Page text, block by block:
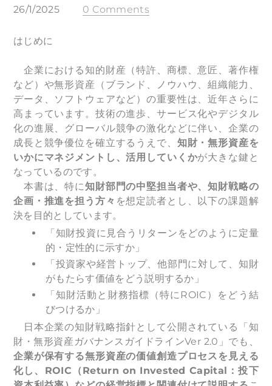
26/1/2025 0 Comments
はじめに
企業における知的財産（特許、商標、意匠、著作権
など）や無形資産（ブランド、ノウハウ、組織能力、
データ、ソフトウェアなど）の重要性は、近年さらに
高まっています。技術の進歩、サービス化やデジタル
化の進展、グローバル競争の激化などに伴い、企業の
成長と競争優位を確立するうえで、 知財・無形資産を
いかにマネジメントし、活用していくかが大きな鍵と
なっているのです。
本書は、特に知財部門の中堅担当者や、知財戦略の
企画・推進を担う方々 を想定読者とし、以下の課題解
決を目的としています。
「知財投資に見合うリターンをどのように定量
的・定性的に示すか」
「投資家や経営トップ、他部門に対して、知財
がもたらす価値をどう説明するか」
「知財活動と財務指標（特にROIC）をどう結
びつけるか」
日本企業の知財戦略指針として公開されている「知
財・無形資産ガバナンスガイドラインVer 2.0」でも、
企業が保有する無形資産の価値創造プロセスを見える
化し、ROIC（Return on Invested Capital：投下